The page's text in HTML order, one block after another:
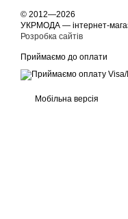
© 2012—2026
УКРМОДА — інтернет-
Розробка сайтів
Приймаємо до оплати
Мобільна версія